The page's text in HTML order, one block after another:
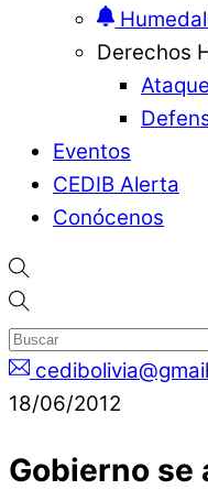
Derechos
Eventos
CEDIB Alerta
Conócenos
18/06/2012
Gobierno se